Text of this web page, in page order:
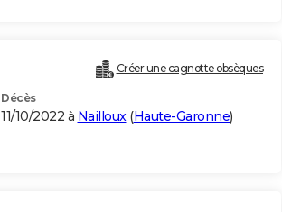
Créer une cagnotte obsèques
Décès
11/10/2022 à Nailloux(Haute-Garonne)